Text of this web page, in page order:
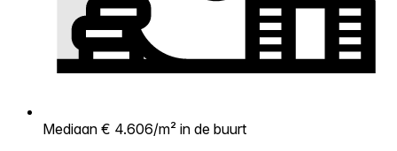
Mediaan € 4.606/m² in de buurt